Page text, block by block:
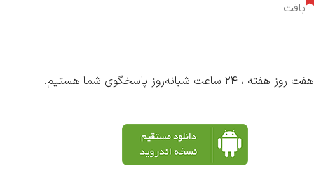
بافت
هفت روز هفته ، ۲۴ ساعت شبانه‌روز پاسخگوی شما هستیم.